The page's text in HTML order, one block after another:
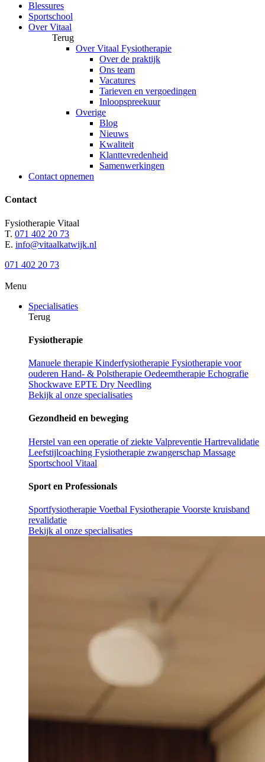
Blessures
Sportschool
Over Vitaal
Terug
Over Vitaal Fysiotherapie
Over de praktijk
Ons team
Vacatures
Tarieven en vergoedingen
Inloopspreekuur
Overige
Blog
Nieuws
Kwaliteit
Klanttevredenheid
Samenwerkingen
Contact opnemen
Contact
Fysiotherapie Vitaal
T. 071 402 20 73
E. info@vitaalkatwijk.nl
071 402 20 73
Menu
Specialisaties
Terug
Fysiotherapie
Manuele therapie Kinderfysiotherapie Fysiotherapie voor
ouderen Hand- & Polstherapie Oedeemtherapie Echografie
Shockwave EPTE Dry Needling
Bekijk al onze specialisaties
Gezondheid en beweging
Herstel van een operatie of ziekte Valpreventie Hartrevalidatie
Leefstijlcoaching Fysiotherapie zwangerschap Massage
Sportschool Vitaal
Sport en Professionals
Sportfysiotherapie Voetbal Fysiotherapie Voorste kruisband
revalidatie
Bekijk al onze specialisaties